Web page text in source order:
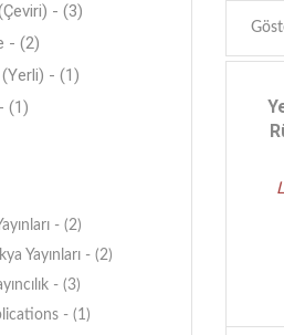
- (3)
- (2)
- (1)
(1)
- (2)
Yayınları - (2)
- (3)
- (1)